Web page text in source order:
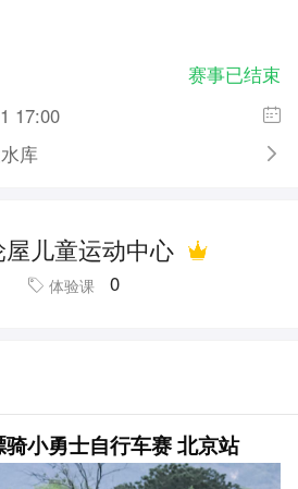
赛事已结束
17:00
库
儿童运动中心
体验课 0
小勇士自行车赛 北京站